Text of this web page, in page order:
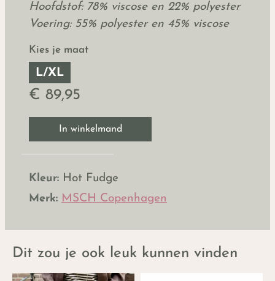
Hoofdstof: 78% viscose en 22% polyester
Voering: 55% polyester en 45% viscose
Kies je maat
L/XL
€ 89,95
In winkelmand
Kleur: Hot Fudge
Merk: MSCH Copenhagen
Dit zou je ook leuk kunnen vinden